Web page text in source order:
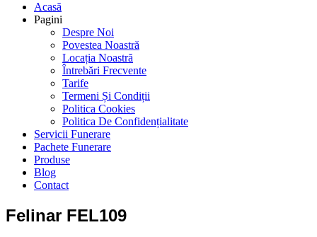
Acasă
Pagini
Despre Noi
Povestea Noastră
Locația Noastră
Întrebări Frecvente
Tarife
Termeni Și Condiții
Politica Cookies
Politica De Confidențialitate
Servicii Funerare
Pachete Funerare
Produse
Blog
Contact
Felinar FEL109